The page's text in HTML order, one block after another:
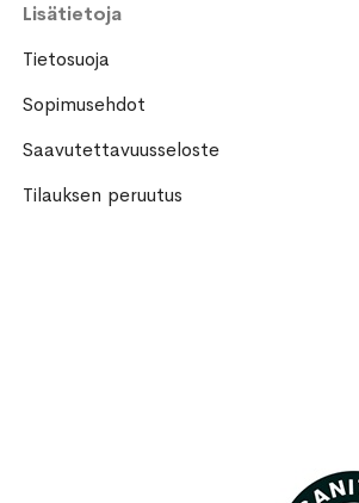
Lisätietoja
Tietosuoja
Sopimusehdot
Saavutettavuusseloste
Tilauksen peruutus